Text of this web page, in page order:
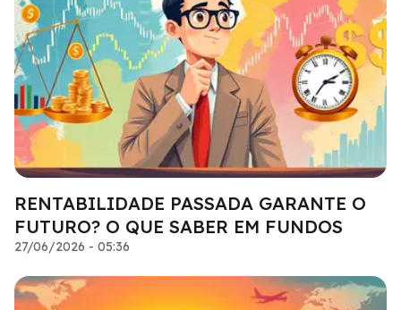
RENTABILIDADE PASSADA GARANTE O
FUTURO? O QUE SABER EM FUNDOS
27/06/2026 - 05:36